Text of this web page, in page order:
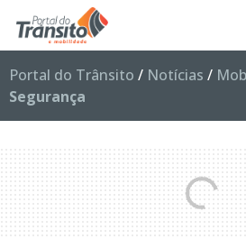
Portal do Trânsito / Notícias /
Segurança